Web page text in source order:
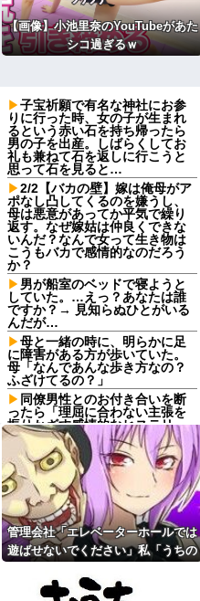
【画像】小池里奈のYouTubeがあた
シコ過ぎるｗ
子宝祈願で有名な神社にお参
りに行った時、女の子が生まれ
るという赤い石を持ち帰ったら
男の子を出産。しばらくしてお
礼も兼ねて石を返しに行こうと
思って石を見ると…
2/2【バカの壁】嫁は俺母がア
ポなし凸してくるのを嫌うし、
母は悪意があってか平気で繰り
返す。なぜ嫁姑は仲良くできな
いんだ？なんで女って生き物は
こうもバカで感情的なのだろう
か？
男が船室のベッドで寝ようと
していた。…えっ？あなたは誰
ですか？→ 見知らぬひとがいる
んだが…
母と一緒の時に、明らかに足
に障害がある方が歩いていた。
母「なんであんな歩き方なの？
ふざけてるの？」
同僚男性とのお付き合いを断
ったら「理屈に合わない主張を
振りかざす感情的なヒステリー
女」と言いふらされて・・・
退職してしばらく経った頃、
元職場の取引先から連絡が来
た。話を聞くと納得できない内
容で…
義両親「空き家になるし住ん
でいいよ」私たち「じゃあお言
葉に甘えて…」→引っ越した途
端、予想外の出来事が待ってい
て…
予定より早めに家に帰宅。リ
ビングに「裸の嫁」と男がい
管理会社「エレベーターホールでは
遊ばせないでください」私「うちの
の展開になり…